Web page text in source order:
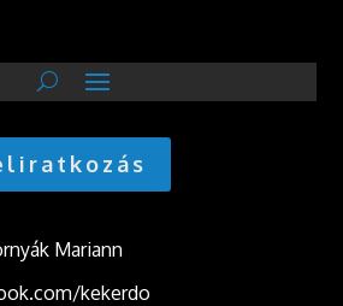
Mariann
kekerdo